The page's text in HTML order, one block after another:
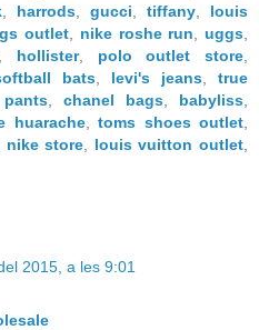
harrods gucci tiffany
louis
outlet nike roshe run ,uggs
hollister, polo outlet store
bats levi's jeans
true
, chanel bags, babyliss
huarache, toms shoes outlet
nike store louis vuitton outlet
2015, a les 9:01